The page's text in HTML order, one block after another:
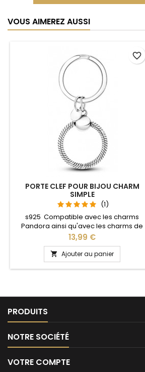
VOUS AIMEREZ AUSSI
PORTE CLEF POUR BIJOU CHARM
SIMPLE
(1)
s925 Compatible avec les charms
Pandora ainsi qu'avec les charms de
notre site idéal pour : Noël, Saint Valentin,
anniversaire, anniversaire de mariage
L'ouverture pour les charms se fait au
niveau de la boule
Prix
13,99 €
 Ajouter au panier
favorite_border
PRODUITS
NOTRE SOCIÉTÉ
VOTRE COMPTE